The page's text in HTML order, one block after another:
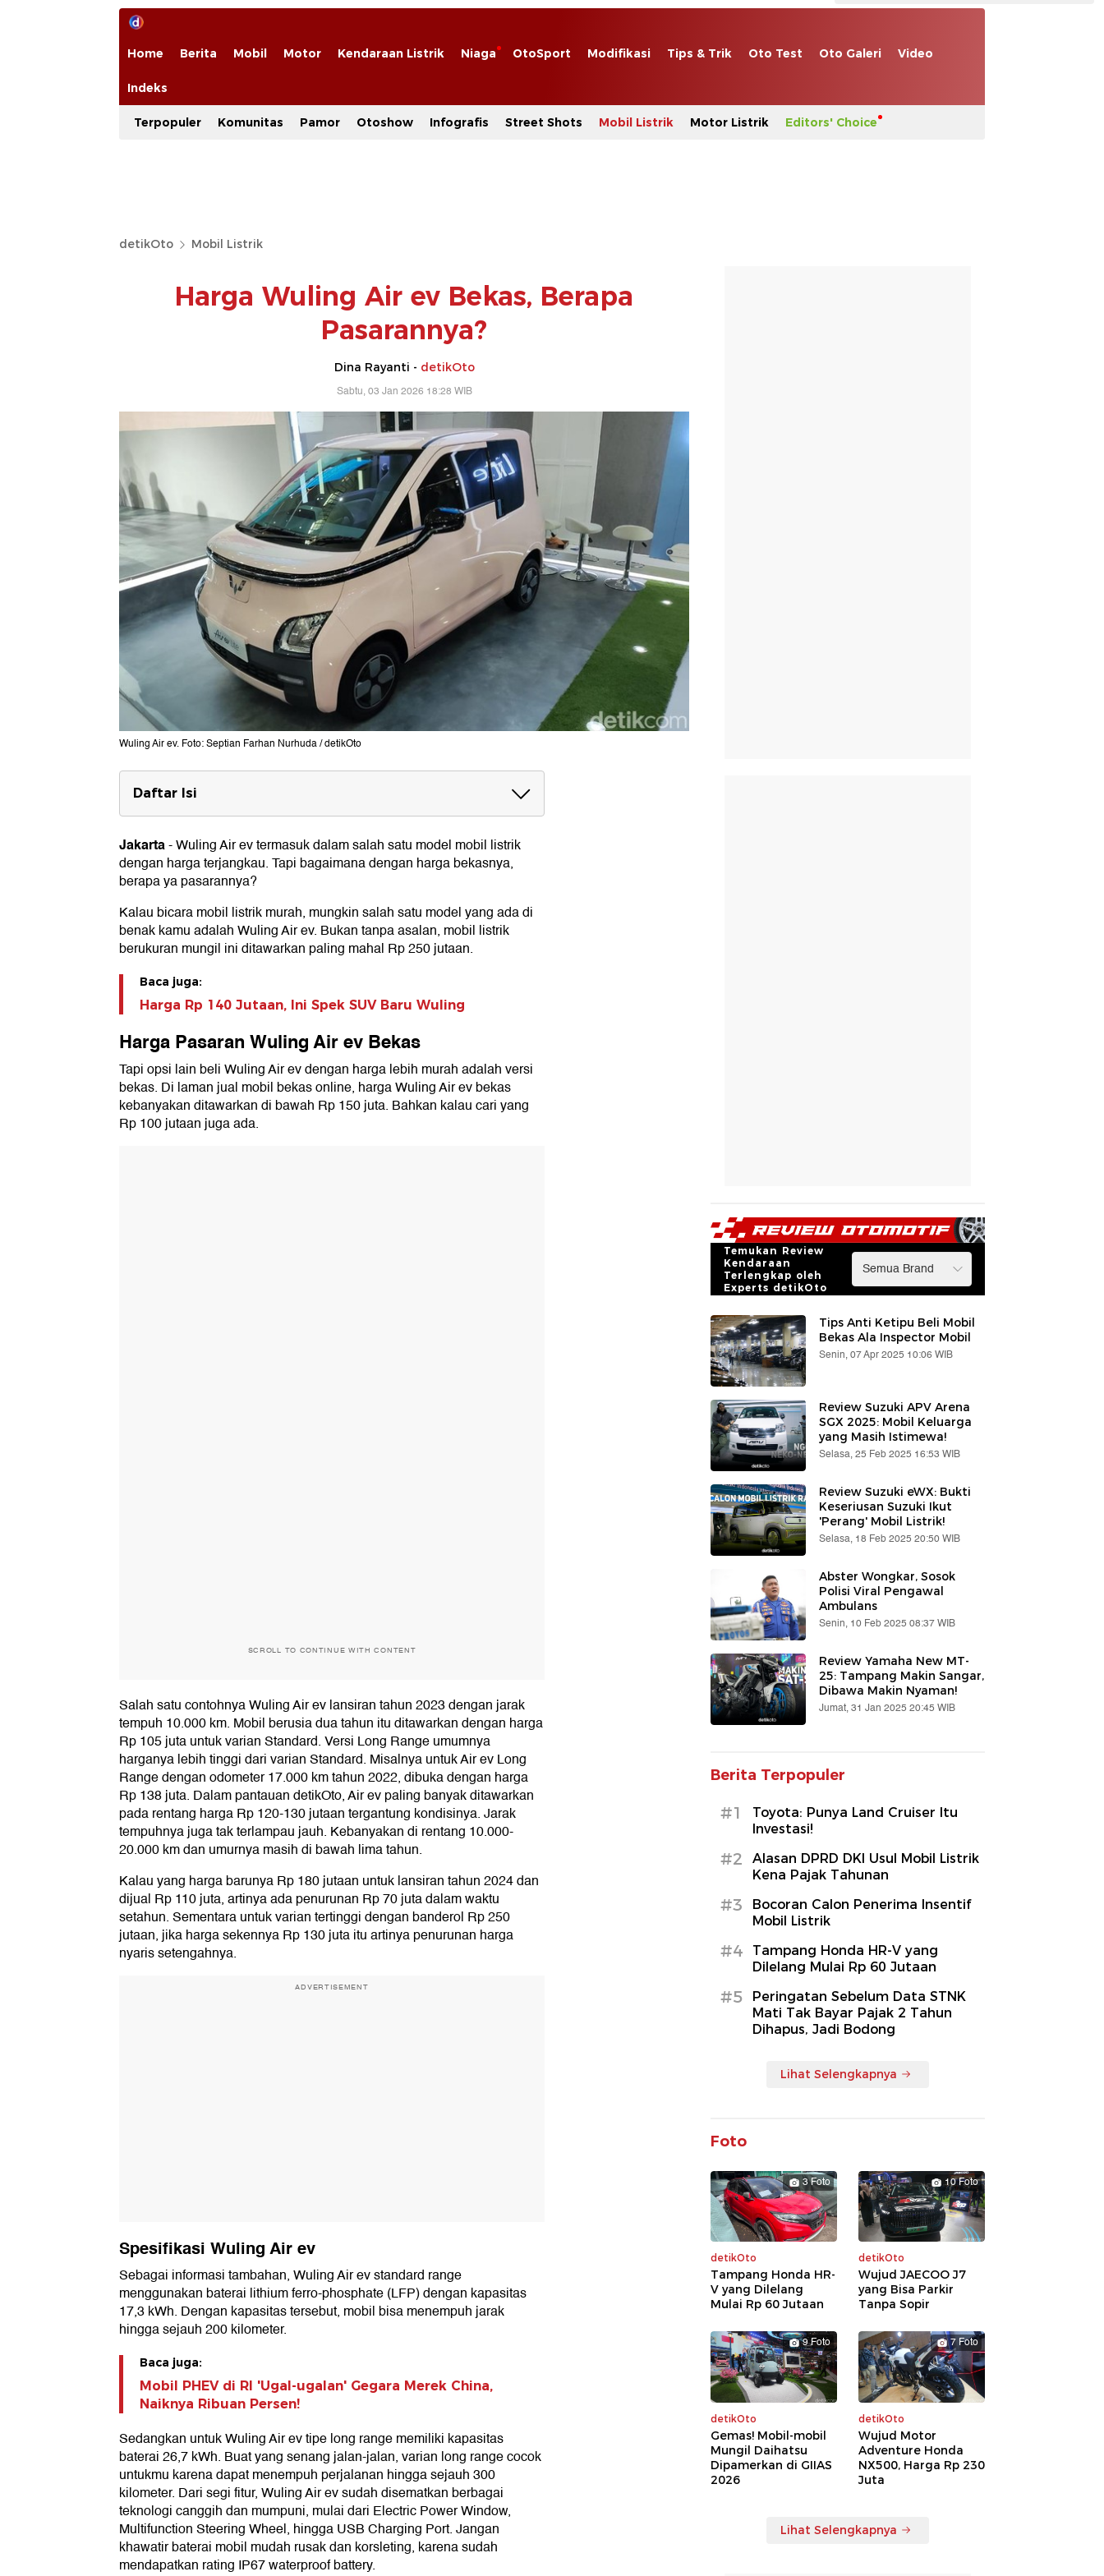
Home Berita Mobil Motor Kendaraan Listrik Niaga OtoSport Modifikasi Tips & Trik Oto Test Oto Galeri Video
Indeks
Terpopuler Komunitas Pamor Otoshow Infografis Street Shots Mobil Listrik Motor Listrik Editors' Choice
detikOto Mobil Listrik
Harga Wuling Air ev Bekas, Berapa
Pasarannya?
Dina Rayanti - detikOto
Sabtu, 03 Jan 2026 18:28 WIB
Wuling Air ev. Foto: Septian Farhan Nurhuda / detikOto
Daftar Isi
Harga Pasaran Wuling Air ev Bekas
Spesifikasi Wuling Air ev
Jakarta-Wuling Air ev termasuk dalam salah satu model mobil listrik
dengan harga terjangkau. Tapi bagaimana dengan harga bekasnya,
berapa ya pasarannya?
Kalau bicara mobil listrik murah, mungkin salah satu model yang ada di
benak kamu adalah Wuling Air ev. Bukan tanpa asalan, mobil listrik
berukuran mungil ini ditawarkan paling mahal Rp 250 jutaan.
Baca juga:
Harga Rp 140 Jutaan, Ini Spek SUV Baru Wuling
Harga Pasaran Wuling Air ev Bekas
Tapi opsi lain beli Wuling Air ev dengan harga lebih murah adalah versi
bekas. Di laman jual mobil bekas online, harga Wuling Air ev bekas
kebanyakan ditawarkan di bawah Rp 150 juta. Bahkan kalau cari yang
Rp 100 jutaan juga ada.
SCROLL TO CONTINUE WITH CONTENT
Salah satu contohnya Wuling Air ev lansiran tahun 2023 dengan jarak
tempuh 10.000 km. Mobil berusia dua tahun itu ditawarkan dengan harga
Rp 105 juta untuk varian Standard. Versi Long Range umumnya
harganya lebih tinggi dari varian Standard. Misalnya untuk Air ev Long
Range dengan odometer 17.000 km tahun 2022, dibuka dengan harga
Rp 138 juta. Dalam pantauan detikOto, Air ev paling banyak ditawarkan
pada rentang harga Rp 120-130 jutaan tergantung kondisinya. Jarak
tempuhnya juga tak terlampau jauh. Kebanyakan di rentang 10.000-
20.000 km dan umurnya masih di bawah lima tahun.
Kalau yang harga barunya Rp 180 jutaan untuk lansiran tahun 2024 dan
dijual Rp 110 juta, artinya ada penurunan Rp 70 juta dalam waktu
setahun. Sementara untuk varian tertinggi dengan banderol Rp 250
jutaan, jika harga sekennya Rp 130 juta itu artinya penurunan harga
nyaris setengahnya.
ADVERTISEMENT
Spesifikasi Wuling Air ev
Sebagai informasi tambahan, Wuling Air ev standard range
menggunakan baterai lithium ferro-phosphate (LFP) dengan kapasitas
17,3 kWh. Dengan kapasitas tersebut, mobil bisa menempuh jarak
hingga sejauh 200 kilometer.
Baca juga:
Mobil PHEV di RI 'Ugal-ugalan' Gegara Merek China,
Naiknya Ribuan Persen!
Sedangkan untuk Wuling Air ev tipe long range memiliki kapasitas
baterai 26,7 kWh. Buat yang senang jalan-jalan, varian long range cocok
untukmu karena dapat menempuh perjalanan hingga sejauh 300
kilometer. Dari segi fitur, Wuling Air ev sudah disematkan berbagai
teknologi canggih dan mumpuni, mulai dari Electric Power Window,
Multifunction Steering Wheel, hingga USB Charging Port. Jangan
khawatir baterai mobil mudah rusak dan korsleting, karena sudah
mendapatkan rating IP67 waterproof battery.
Temukan Review
Kendaraan
Terlengkap oleh
Experts detikOto
Tips Anti Ketipu Beli Mobil
Bekas Ala Inspector Mobil
Senin, 07 Apr 2025 10:06 WIB
Review Suzuki APV Arena
SGX 2025: Mobil Keluarga
yang Masih Istimewa!
Selasa, 25 Feb 2025 16:53 WIB
Review Suzuki eWX: Bukti
Keseriusan Suzuki Ikut
'Perang' Mobil Listrik!
Selasa, 18 Feb 2025 20:50 WIB
Abster Wongkar, Sosok
Polisi Viral Pengawal
Ambulans
Senin, 10 Feb 2025 08:37 WIB
Review Yamaha New MT-
25: Tampang Makin Sangar,
Dibawa Makin Nyaman!
Jumat, 31 Jan 2025 20:45 WIB
Berita Terpopuler
#1
Toyota: Punya Land Cruiser Itu
Investasi!
#2
Alasan DPRD DKI Usul Mobil Listrik
Kena Pajak Tahunan
#3
Bocoran Calon Penerima Insentif
Mobil Listrik
#4
Tampang Honda HR-V yang
Dilelang Mulai Rp 60 Jutaan
#5
Peringatan Sebelum Data STNK
Mati Tak Bayar Pajak 2 Tahun
Dihapus, Jadi Bodong
Lihat Selengkapnya
Foto
3 Foto
detikOto
Tampang Honda HR-
V yang Dilelang
Mulai Rp 60 Jutaan
10 Foto
detikOto
Wujud JAECOO J7
yang Bisa Parkir
Tanpa Sopir
9 Foto
detikOto
Gemas! Mobil-mobil
Mungil Daihatsu
Dipamerkan di GIIAS
2026
7 Foto
detikOto
Wujud Motor
Adventure Honda
NX500, Harga Rp 230
Juta
Lihat Selengkapnya